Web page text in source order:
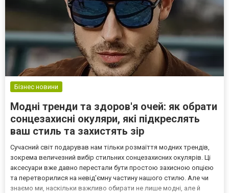
Бізнес новини
Модні тренди та здоров'я очей: як обрати
сонцезахисні окуляри, які підкреслять
ваш стиль та захистять зір
Сучасний світ подарував нам тільки розмаїття модних трендів,
зокрема величезний вибір стильних сонцезахисних окулярів. Ці
аксесуари вже давно перестали бути простою захисною опцією
та перетворилися на невід'ємну частину нашого стилю. Але чи
знаємо ми, наскільки важливо обирати не лише модні, але й